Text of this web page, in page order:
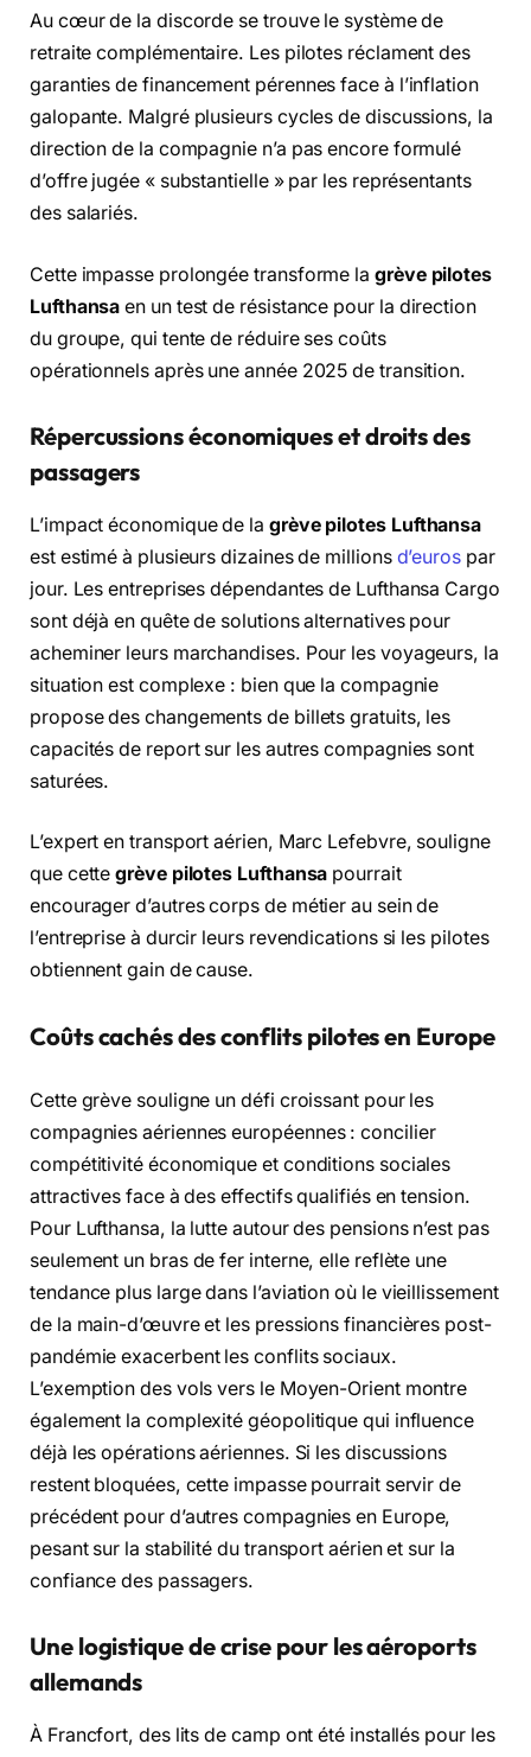
Au cœur de la discorde se trouve le système de
retraite complémentaire. Les pilotes réclament des
garanties de financement pérennes face à l’inflation
galopante. Malgré plusieurs cycles de discussions, la
direction de la compagnie n’a pas encore formulé
d’offre jugée « substantielle » par les représentants
des salariés.
Cette impasse prolongée transforme la grève pilotes
Lufthansa en un test de résistance pour la direction
du groupe, qui tente de réduire ses coûts
opérationnels après une année 2025 de transition.
Répercussions économiques et droits des
passagers
L’impact économique de la grève pilotes Lufthansa
est estimé à plusieurs dizaines de millions d’eurospar
jour. Les entreprises dépendantes de Lufthansa Cargo
sont déjà en quête de solutions alternatives pour
acheminer leurs marchandises. Pour les voyageurs, la
situation est complexe : bien que la compagnie
propose des changements de billets gratuits, les
capacités de report sur les autres compagnies sont
saturées.
L’expert en transport aérien, Marc Lefebvre, souligne
que cettegrève pilotes Lufthansa pourrait
encourager d’autres corps de métier au sein de
l’entreprise à durcir leurs revendications si les pilotes
obtiennent gain de cause.
Coûts cachés des conflits pilotes en Europe
Cette grève souligne un défi croissant pour les
compagnies aériennes européennes : concilier
compétitivité économique et conditions sociales
attractives face à des effectifs qualifiés en tension.
Pour Lufthansa, la lutte autour des pensions n’est pas
seulement un bras de fer interne, elle reflète une
tendance plus large dans l’aviation où le vieillissement
de la main-d’œuvre et les pressions financières post-
pandémie exacerbent les conflits sociaux.
L’exemption des vols vers le Moyen-Orient montre
également la complexité géopolitique qui influence
déjà les opérations aériennes. Si les discussions
restent bloquées, cette impasse pourrait servir de
précédent pour d’autres compagnies en Europe,
pesant sur la stabilité du transport aérien et sur la
confiance des passagers.
Une logistique de crise pour les aéroports
allemands
À Francfort, des lits de camp ont été installés pour les